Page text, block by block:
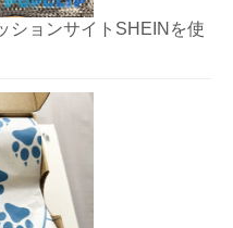
ションサイトSHEINを使